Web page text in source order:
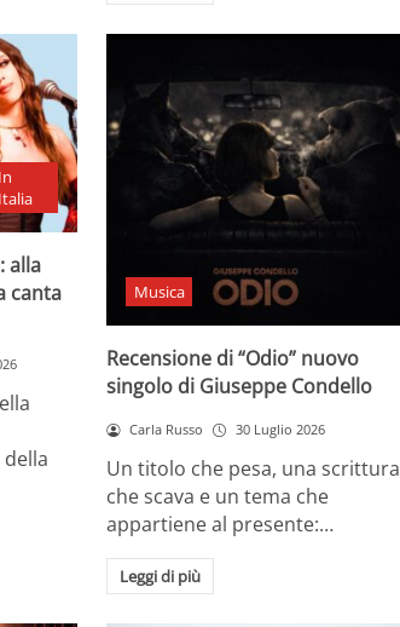
In
Italia
alla
canta
Musica
Recensione di “Odio” nuovo
singolo di Giuseppe Condello
Carla Russo 30 Luglio 2026
Un titolo che pesa, una scrittura
che scava e un tema che
appartiene al presente:…
Leggi di più